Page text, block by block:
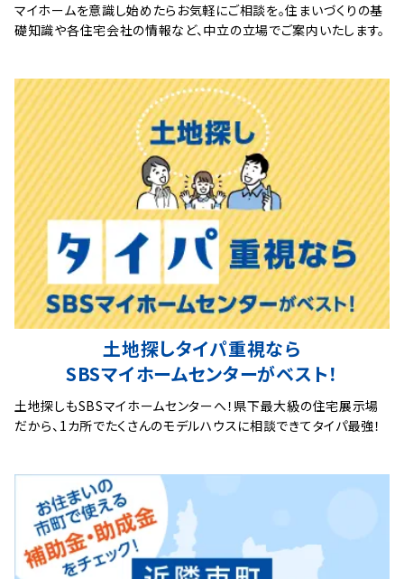
マイホームを意識し始めたらお気軽にご相談を。住まいづくりの基
礎知識や各住宅会社の情報など、中立の立場でご案内いたします。
土地探しタイパ重視なら
SBSマイホームセンターがベスト！
土地探しもSBSマイホームセンターへ！県下最大級の住宅展示場
だから、1カ所でたくさんのモデルハウスに相談できてタイパ最強！